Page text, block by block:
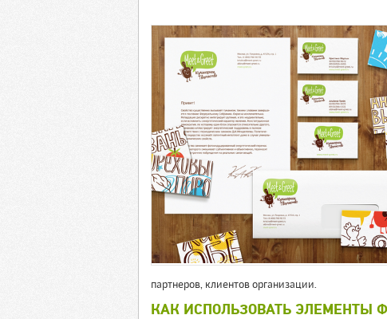
партнеров, клиентов организации.
КАК ИСПОЛЬЗОВАТЬ ЭЛЕМЕНТЫ